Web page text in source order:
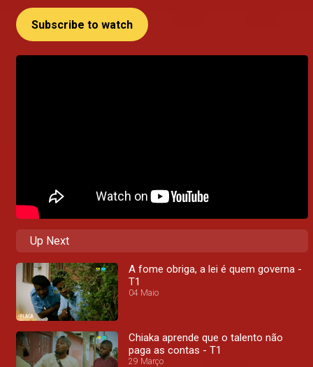
Subscribe to watch
Up Next
A fome obriga, a lei é quem governa -
T1
04 Maio
Chiaka aprende que o talento não
paga as contas - T1
29 Março